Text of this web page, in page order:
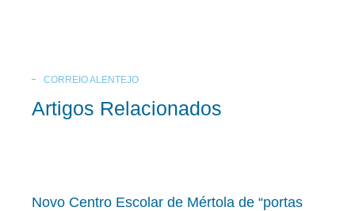
CORREIO ALENTEJO
Artigos Relacionados
Novo Centro Escolar de Mértola de “portas